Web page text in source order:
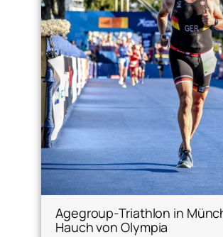
Agegroup-Triathlon in
Hauch von Olympia